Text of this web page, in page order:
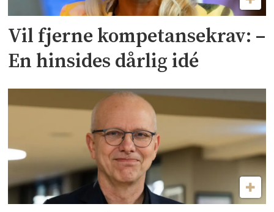
Vil fjerne kompetansekrav: –
En hinsides dårlig idé